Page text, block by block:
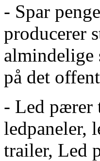
- Spar
producerer
almindelige
på det
- Led pærer
ledpaneler,
trailer, Led